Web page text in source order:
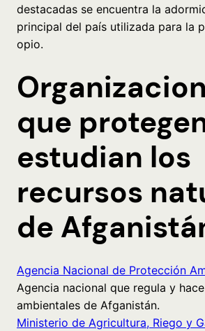
destacadas se encuentra la
principal del país utilizada para la
opio.
que
estudian los
recursos
de
Agencia Nacional de Protección
Agencia nacional que regula y
ambientales de Afganistán.
Ministerio de Agricultura, Riego y